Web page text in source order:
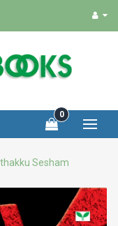
0
Sesham